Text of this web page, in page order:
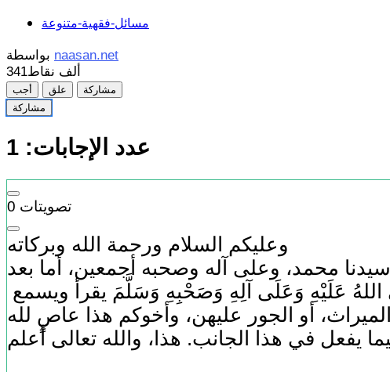
مسائل-فقهية-متنوعة
naasan.net
341ألف نقاط
أجب علق
مشاركة
مشاركة
عدد الإجابات: 1
0 تصويتات
وعليكم السلام ورحمة الله وبركاته
أو الجور عليهن، وأخوكم هذا عاصٍ لله